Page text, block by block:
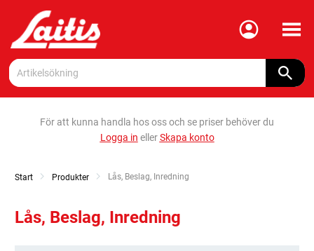
Meny
För att kunna handla hos oss och se priser behöver du
Logga in ellerSkapa konto
Start Produkter Current:
Lås, Beslag, Inredning
Lås, Beslag, Inredning